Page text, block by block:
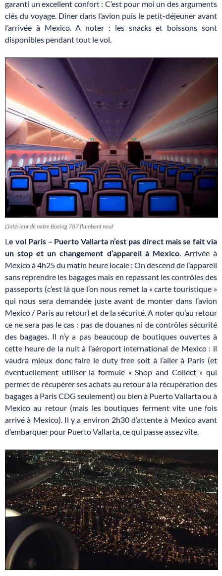
garanti un excellent confort : C’est pour moi un des arguments
clés du voyage. Dîner dans l’avion puis le petit-déjeuner avant
l’arrivée à Mexico. A noter : les snacks et boissons sont
disponibles pendant tout le vol.
L’intérieur de notre Boeing 787 flambant neuf
Le vol Paris – Puerto Vallarta n’est pas direct mais se fait via
un stop et un changement d’appareil à Mexico. Arrivée à
Mexico à 4h25 du matin heure locale : On descend de l’appareil
sans reprendre les bagages mais en repassant les contrôles des
passeports (c’est là que l’on nous remet la « carte touristique »
qui nous sera demandée juste avant de monter dans l’avion
Mexico / Paris au retour) et de la sécurité. A noter qu’au retour
ce ne sera pas le cas : pas de douanes ni de contrôles sécurité
des bagages. Il n’y a pas beaucoup de boutiques ouvertes à
cette heure de la nuit à l’aéroport international de Mexico : il
vaudra mieux donc faire le duty free soit à l’aller à Paris (et
éventuellement utiliser la formule « Shop and Collect » qui
permet de récupérer ses achats au retour à la récupération des
bagages à Paris CDG seulement) ou bien à Puerto Vallarta ou à
Mexico au retour (mais les boutiques ferment vite une fois
arrivé à Mexico). Il y a environ 2h30 d’attente à Mexico avant
d’embarquer pour Puerto Vallarta, ce qui passe assez vite.